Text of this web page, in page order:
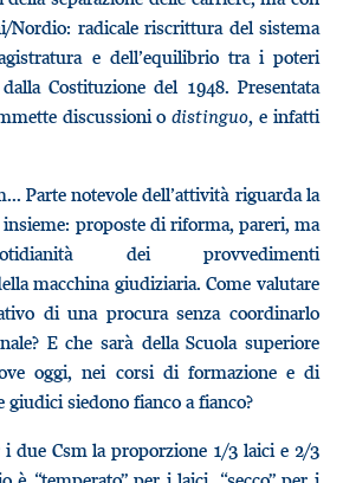
radicale riscrittura del sistema
e dell’equilibrio tra i poteri
Costituzione del 1948. Presentata
discussioni odistinguo, e infatti
Parte notevole dell’attività riguarda la
proposte di riforma, pareri, ma
dei provvedimenti
macchina giudiziaria. Come valutare
di una procura senza coordinarlo
E che sarà della Scuola superiore
oggi, nei corsi di formazione e di
giudici siedono fianco a fianco?
due Csm la proporzione 1/3 laici e 2/3